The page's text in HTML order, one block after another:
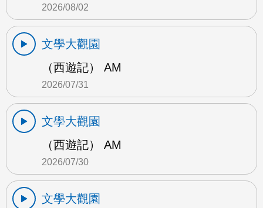
2026/08/02
文學大觀園
（西遊記） AM
2026/07/31
文學大觀園
（西遊記） AM
2026/07/30
文學大觀園